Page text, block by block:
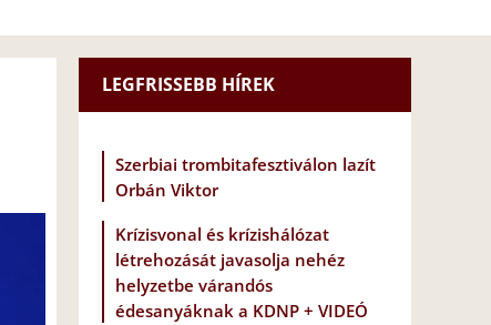
LEGFRISSEBB HÍREK
Szerbiai trombitafesztiválon lazít
Orbán Viktor
Krízisvonal és krízishálózat
létrehozását javasolja nehéz
helyzetbe várandós
édesanyáknak a KDNP + VIDEÓ